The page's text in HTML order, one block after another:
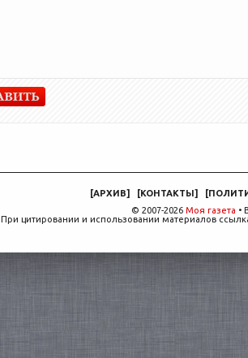
[АРХИВ] [КОНТАКТЫ] [
© 2007-2026 Моя газета •
При цитировании и использовании материалов